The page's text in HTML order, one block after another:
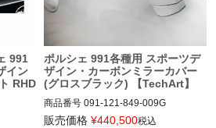
991
イン
RHD
ポルシェ 991各種用 スポーツデ
ザイン・カーボンミラーカバー
(グロスブラック) 【TechArt】
商品番号 091-121-849-009G
091-121-849-009G
販売価格 ¥440,500税込